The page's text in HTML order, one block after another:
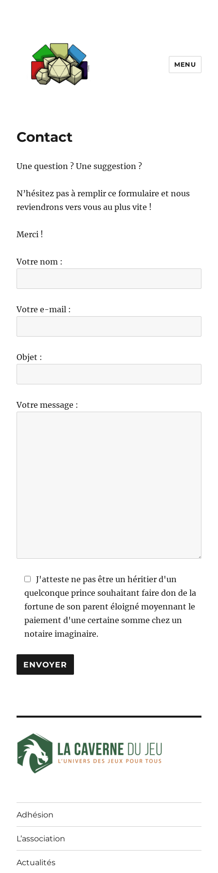
MENU
Contact
Une question ? Une suggestion ?
N’hésitez pas à remplir ce formulaire et nous
reviendrons vers vous au plus vite !
Merci !
Votre nom :
Votre e-mail :
Objet :
Votre message :
J'atteste ne pas être un héritier d'un
quelconque prince souhaitant faire don de la
fortune de son parent éloigné moyennant le
paiement d'une certaine somme chez un
notaire imaginaire.
Adhésion
L’association
Actualités